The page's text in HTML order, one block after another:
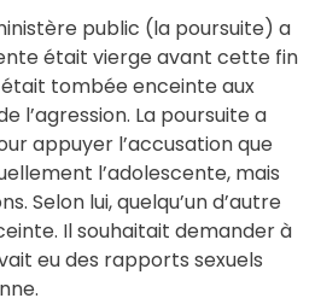
public (la poursuite) a
était vierge avant cette fin
était tombée enceinte aux
l’agression. La poursuite a
appuyer l’accusation que
l’adolescente, mais
Selon lui, quelqu’un d’autre
Il souhaitait demander à
eu des rapports sexuels